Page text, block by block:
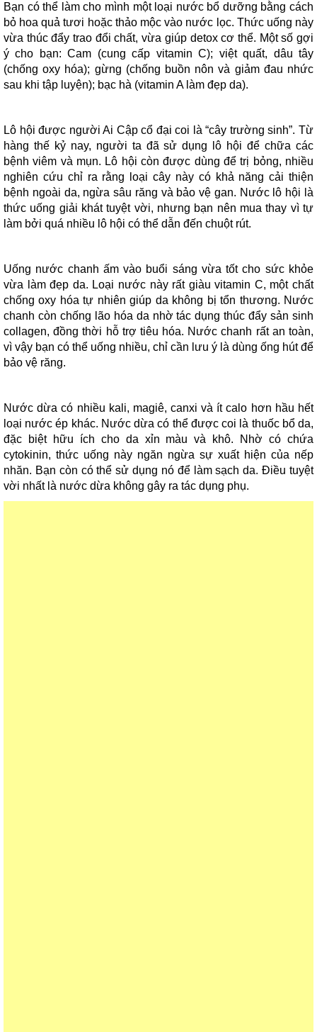
Bạn có thể làm cho mình một loại nước bổ dưỡng bằng cách
bỏ hoa quả tươi hoặc thảo mộc vào nước lọc. Thức uống này
vừa thúc đẩy trao đổi chất, vừa giúp detox cơ thể. Một số gợi
ý cho bạn: Cam (cung cấp vitamin C); việt quất, dâu tây
(chống oxy hóa); gừng (chống buồn nôn và giảm đau nhức
sau khi tập luyện); bạc hà (vitamin A làm đẹp da).
Lô hội được người Ai Cập cổ đại coi là “cây trường sinh”. Từ
hàng thế kỷ nay, người ta đã sử dụng lô hội để chữa các
bệnh viêm và mụn. Lô hội còn được dùng để trị bỏng, nhiều
nghiên cứu chỉ ra rằng loại cây này có khả năng cải thiện
bệnh ngoài da, ngừa sâu răng và bảo vệ gan. Nước lô hội là
thức uống giải khát tuyệt vời, nhưng bạn nên mua thay vì tự
làm bởi quá nhiều lô hội có thể dẫn đến chuột rút.
Uống nước chanh ấm vào buổi sáng vừa tốt cho sức khỏe
vừa làm đẹp da. Loại nước này rất giàu vitamin C, một chất
chống oxy hóa tự nhiên giúp da không bị tổn thương. Nước
chanh còn chống lão hóa da nhờ tác dụng thúc đẩy sản sinh
collagen, đồng thời hỗ trợ tiêu hóa. Nước chanh rất an toàn,
vì vậy bạn có thể uống nhiều, chỉ cần lưu ý là dùng ống hút để
bảo vệ răng.
Nước dừa có nhiều kali, magiê, canxi và ít calo hơn hầu hết
loại nước ép khác. Nước dừa có thể được coi là thuốc bổ da,
đặc biệt hữu ích cho da xỉn màu và khô. Nhờ có chứa
cytokinin, thức uống này ngăn ngừa sự xuất hiện của nếp
nhăn. Bạn còn có thể sử dụng nó để làm sạch da. Điều tuyệt
vời nhất là nước dừa không gây ra tác dụng phụ.